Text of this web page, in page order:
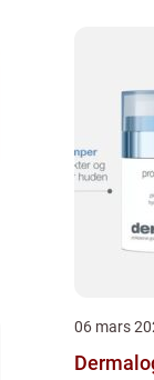
06 mars